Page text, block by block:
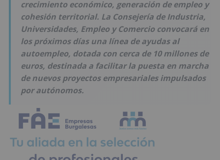
crecimiento económico, generación de empleo y
cohesión territorial. La Consejería de Industria,
Universidades, Empleo y Comercio convocará en
los próximos días una línea de ayudas al
autoempleo, dotada con cerca de 10 millones de
euros, destinada a facilitar la puesta en marcha
de nuevos proyectos empresariales impulsados
por autónomos.